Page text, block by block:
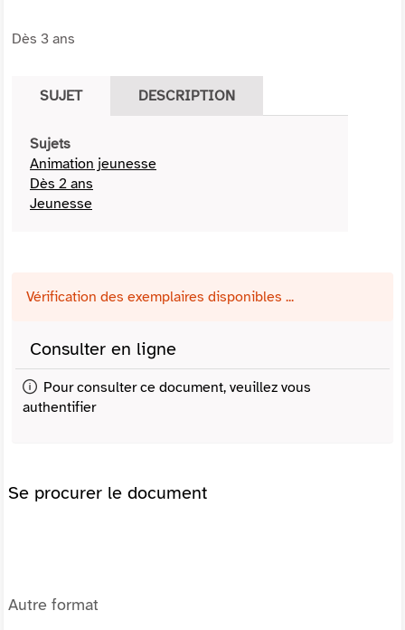
Dès 3 ans
SUJET DESCRIPTION
Sujets
Animation jeunesse
Dès 2 ans
Jeunesse
Vérification des exemplaires disponibles ...
Consulter en ligne
Pour consulter ce document, veuillez vous
authentifier
Se procurer le document
Autre format